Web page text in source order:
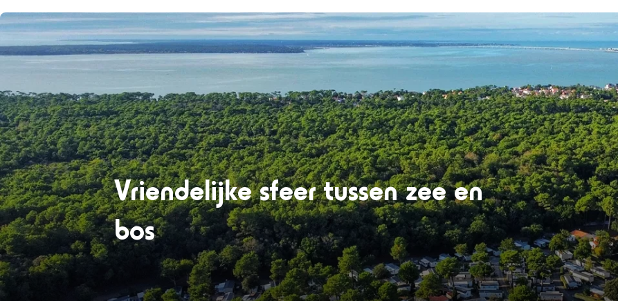
Vriendelijke sfeer tussen zee en
bos